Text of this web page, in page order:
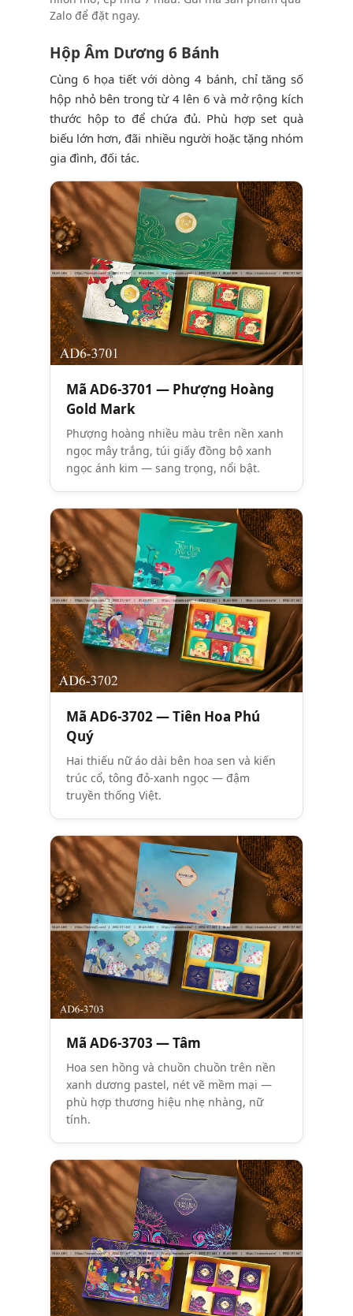
Zalo để đặt ngay.
Hộp Âm Dương 6 Bánh
Cùng 6 họa tiết với dòng 4 bánh, chỉ tăng số
hộp nhỏ bên trong từ 4 lên 6 và mở rộng kích
thước hộp to để chứa đủ. Phù hợp set quà
biếu lớn hơn, đãi nhiều người hoặc tặng nhóm
gia đình, đối tác.
Mã AD6-3701 — Phượng Hoàng
Gold Mark
Phượng hoàng nhiều màu trên nền xanh
ngọc mây trắng, túi giấy đồng bộ xanh
ngọc ánh kim — sang trọng, nổi bật.
Mã AD6-3702 — Tiên Hoa Phú
Quý
Hai thiếu nữ áo dài bên hoa sen và kiến
trúc cổ, tông đỏ-xanh ngọc — đậm
truyền thống Việt.
Mã AD6-3703 — Tâm
Hoa sen hồng và chuồn chuồn trên nền
xanh dương pastel, nét vẽ mềm mại —
phù hợp thương hiệu nhẹ nhàng, nữ
tính.